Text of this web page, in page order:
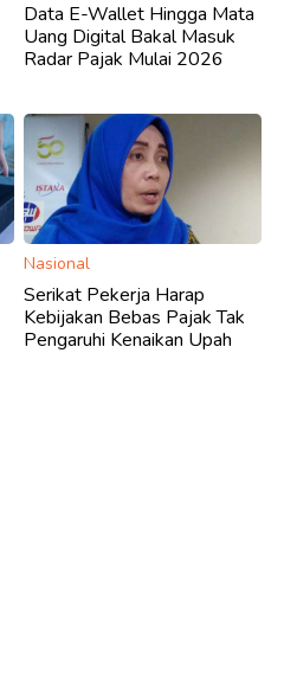
Data E-Wallet Hingga Mata
Uang Digital Bakal Masuk
Radar Pajak Mulai 2026
Nasional
Serikat Pekerja Harap
Kebijakan Bebas Pajak Tak
Pengaruhi Kenaikan Upah